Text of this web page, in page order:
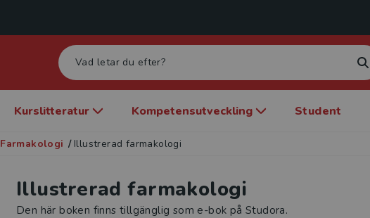
Kurslitteratur Kompetensutveckling Student
Farmakologi / Illustrerad farmakologi
Illustrerad farmakologi
Den här boken finns tillgänglig som e-bok på Studora.